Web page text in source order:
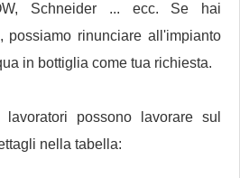
Schneider ... ecc. Se hai
possiamo rinunciare all'impianto
in bottiglia come tua richiesta.
possono lavorare sul
nella tabella: